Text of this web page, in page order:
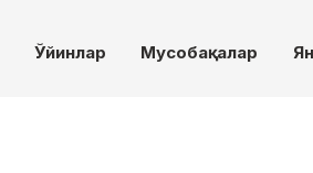
Ўйинлар Мусобақалар